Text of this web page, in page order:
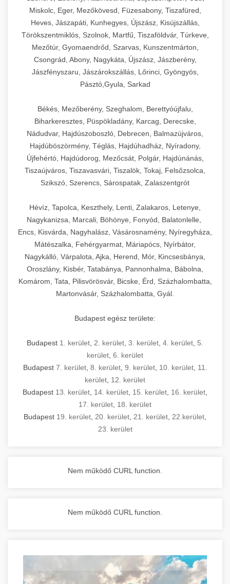
Miskolc, Eger, Mezőkövesd, Füzesabony, Tiszafüred,
Heves, Jászapáti, Kunhegyes, Újszász, Kisújszállás,
Törökszentmiklós, Szolnok, Martfű, Tiszaföldvár, Túrkeve,
Mezőtúr, Gyomaendrőd, Szarvas, Kunszentmárton,
Csongrád, Abony, Nagykáta, Újszász, Jászberény,
Jászfényszaru, Jászárokszállás, Lőrinci, Gyöngyös,
Pásztó,Gyula, Sarkad
Békés, Mezőberény, Szeghalom, Berettyóújfalu,
Biharkeresztes, Püspökladány, Karcag, Derecske,
Nádudvar, Hajdúszoboszló, Debrecen, Balmazújváros,
Hajdúböszörmény, Téglás, Hajdúhadház, Nyíradony,
Újfehértó, Hajdúdorog, Mezőcsát, Polgár, Hajdúnánás,
Tiszaújváros, Tiszavasvári, Tiszalök, Tokaj, Felsőzsolca,
Szikszó, Szerencs, Sárospatak, Zalaszentgrót
Hévíz, Tapolca, Keszthely, Lenti, Zalakaros, Letenye,
Nagykanizsa, Marcali, Böhönye, Fonyód, Balatonlelle,
Encs, Kisvárda, Nagyhalász, Vásárosnamény, Nyíregyháza,
Mátészalka, Fehérgyarmat, Máriapócs, Nyírbátor,
Nagykálló, Várpalota, Ajka, Herend, Mór, Kincsesbánya,
Oroszlány, Kisbér, Tatabánya, Pannonhalma, Bábolna,
Komárom, Tata, Pilisvörösvár, Bicske, Érd, Százhalombatta,
Martonvásár, Százhalombatta, Gyál.
Budapest egész területe:
Budapest 1. kerület 2. kerület 3. kerület 4. kerület 5.
kerület 6. kerület
Budapest 7. kerület, 8. kerület, 9. kerület, 10. kerület, 11.
kerület 12. kerület
Budapest 13. kerület 14. kerület 15. kerület 16. kerület
17. kerület 18. kerület
Budapest 19. kerület 20. kerület 21. kerület 22.kerület
23. kerület
Nem működő CURL function.
Nem működő CURL function.